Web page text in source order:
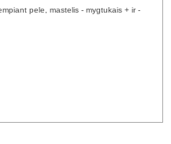
pele, mastelis - mygtukais + ir -